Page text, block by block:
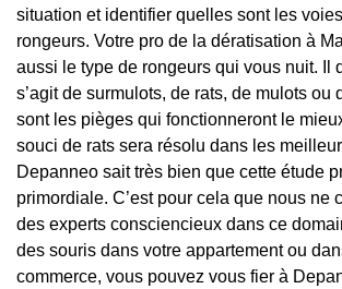
situation et identifier quelles sont les
rongeurs. Votre pro de la dératisation à
aussi le type de rongeurs qui vous nuit. Il
s’agit de surmulots, de rats, de mulots ou
sont les pièges qui fonctionneront le
souci de rats sera résolu dans les
Depanneo sait très bien que cette étude
primordiale. C’est pour cela que nous ne
des experts consciencieux dans ce
des souris dans votre appartement ou
commerce, vous pouvez vous fier à